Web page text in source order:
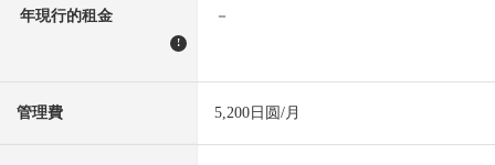
年現行的租金
!
－
管理費 5,200日圆/月